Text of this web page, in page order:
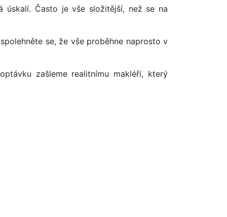
úskalí. Často je vše složitější, než se na
se, že vše proběhne naprosto v
zašleme realitnímu makléři, který